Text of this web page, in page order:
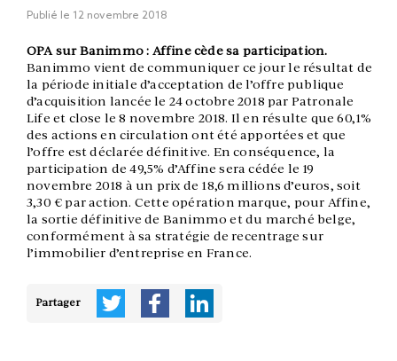
Publié le 12 novembre 2018
OPA sur Banimmo : Affine cède sa participation.
Banimmo vient de communiquer ce jour le résultat de
la période initiale d’acceptation de l’offre publique
d’acquisition lancée le 24 octobre 2018 par Patronale
Life et close le 8 novembre 2018. Il en résulte que 60,1%
des actions en circulation ont été apportées et que
l’offre est déclarée définitive. En conséquence, la
participation de 49,5% d’Affine sera cédée le 19
novembre 2018 à un prix de 18,6 millions d’euros, soit
3,30 € par action. Cette opération marque, pour Affine,
la sortie définitive de Banimmo et du marché belge,
conformément à sa stratégie de recentrage sur
l’immobilier d’entreprise en France.
Partager